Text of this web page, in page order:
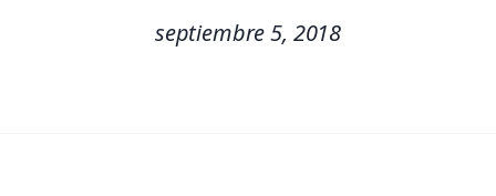
septiembre 5, 2018